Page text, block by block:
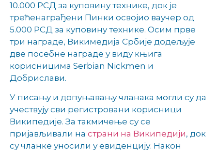
10.000 РСД за куповину технике, док је
трећенаграђени Пинки освојио ваучер од
5.000 РСД за куповину технике. Осим прве
три награде, Викимедија Србије додељује
две посебне награде у виду књига
корисницима Serbian Nickmen и
Добрислави.
У писању и допуњавању чланака могли су да
учествују сви регистровани корисници
Википедије. За такмичење су се
пријављивали на страни на Википедији, док
су чланке уносили у евиденцију. Након